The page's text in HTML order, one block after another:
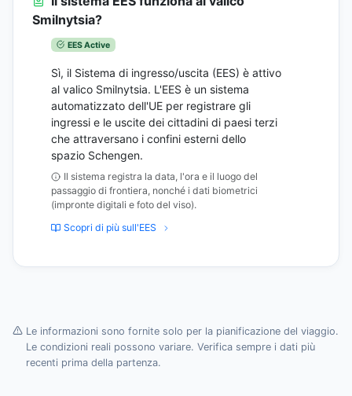
Smilnytsia?
EES Active
Sì, il Sistema di ingresso/uscita (EES) è attivo
al valico Smilnytsia. L'EES è un sistema
automatizzato dell'UE per registrare gli
ingressi e le uscite dei cittadini di paesi terzi
che attraversano i confini esterni dello
spazio Schengen.
Il sistema registra la data, l'ora e il luogo del
passaggio di frontiera, nonché i dati biometrici
(impronte digitali e foto del viso).
Scopri di più sull'EES
Le informazioni sono fornite solo per la pianificazione del viaggio.
Le condizioni reali possono variare. Verifica sempre i dati più
recenti prima della partenza.